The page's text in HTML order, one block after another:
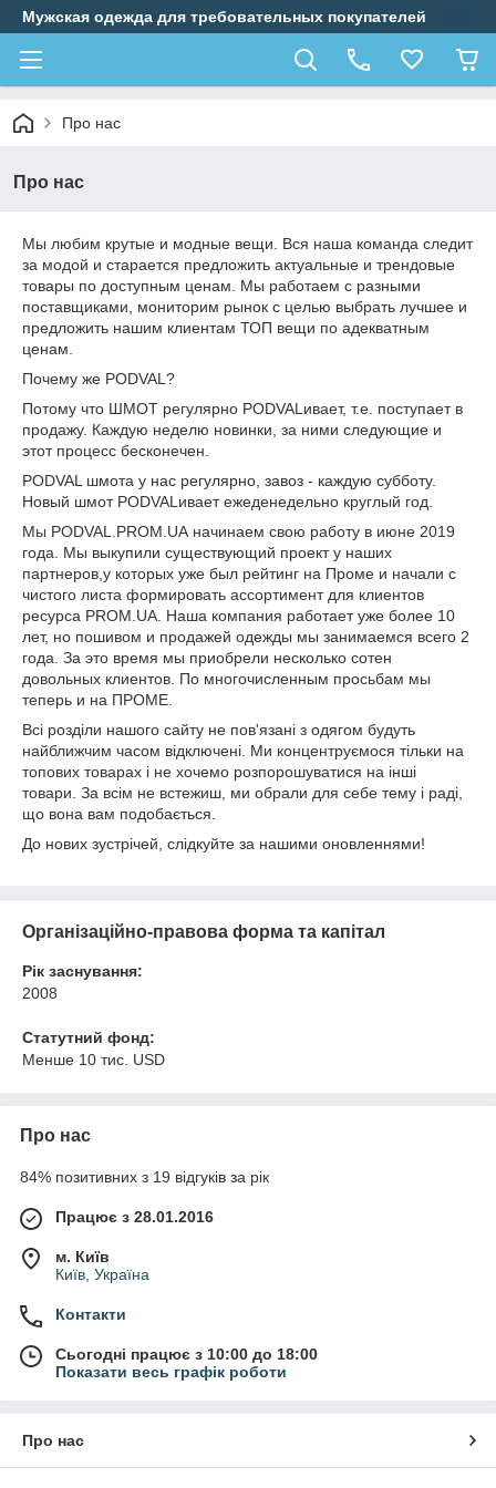
Мужская одежда для требовательных покупателей
Про нас
Про нас
Мы любим крутые и модные вещи. Вся наша команда следит
за модой и старается предложить актуальные и трендовые
товары по доступным ценам. Мы работаем с разными
поставщиками, мониторим рынок с целью выбрать лучшее и
предложить нашим клиентам ТОП вещи по адекватным
ценам.
Почему же PODVAL?
Потому что ШМОТ регулярно PODVALивает, т.е. поступает в
продажу. Каждую неделю новинки, за ними следующие и
этот процесс бесконечен.
PODVAL шмота у нас регулярно, завоз - каждую субботу.
Новый шмот PODVALивает ежеденедельно круглый год.
Мы PODVAL.PROM.UA начинаем свою работу в июне 2019
года. Мы выкупили существующий проект у наших
партнеров,у которых уже был рейтинг на Проме и начали с
чистого листа формировать ассортимент для клиентов
ресурса PROM.UA. Наша компания работает уже более 10
лет, но пошивом и продажей одежды мы занимаемся всего 2
года. За это время мы приобрели несколько сотен
довольных клиентов. По многочисленным просьбам мы
теперь и на ПРОМЕ.
Всі розділи нашого сайту не пов'язані з одягом будуть
найближчим часом відключені. Ми концентруємося тільки на
топових товарах і не хочемо розпорошуватися на інші
товари. За всім не встежиш, ми обрали для себе тему і раді,
що вона вам подобається.
До нових зустрічей, слідкуйте за нашими оновленнями!
Організаційно-правова форма та капітал
Рік заснування:
2008
Статутний фонд:
Менше 10 тис. USD
Про нас
84% позитивних з 19 відгуків за рік
Працює з 28.01.2016
м. Київ
Київ, Україна
Контакти
Сьогодні працює з 10:00 до 18:00
Показати весь графік роботи
Про нас